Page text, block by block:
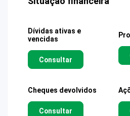
Dívidas ativas e
vencidas
Consultar
Cheques devolvidos
Consultar